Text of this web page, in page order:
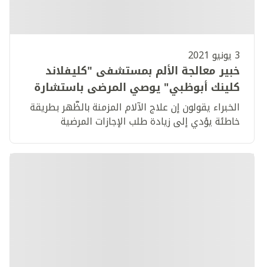
3 يونيو 2021
خبير معالجة الألم بمستشفى "كليفلاند
كلينك أبوظبي" يوصي المرضى باستشارة
طبيب متخصص لمعرفة السبب الكامن وراء
الألم وعلاجه
الخبراء يقولون إن علاج الآلام المزمنة بالظَّهر بطريقة
خاطئة يؤدي إلى زيادة طلب الإجازات المرضية